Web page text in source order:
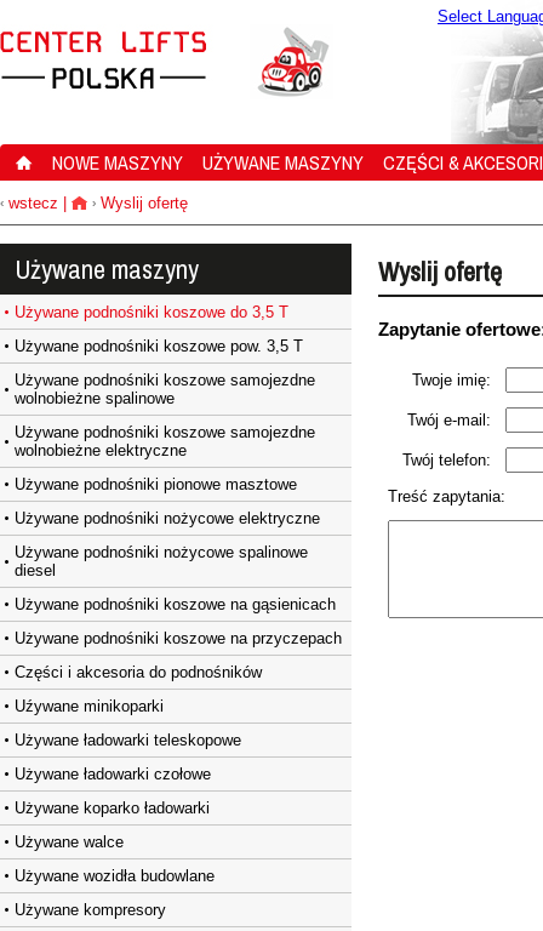
Select
NOWE MASZYNY UŻYWANE MASZYNY CZĘŚCI &
‹ wstecz › Wyslij ofertę
Używane maszyny
Używane podnośniki koszowe do 3,5 T
Używane podnośniki koszowe pow. 3,5 T
Używane podnośniki koszowe samojezdne
wolnobieżne spalinowe
Używane podnośniki koszowe samojezdne
wolnobieżne elektryczne
Używane podnośniki pionowe masztowe
Używane podnośniki nożycowe elektryczne
Używane podnośniki nożycowe spalinowe
diesel
Używane podnośniki koszowe na gąsienicach
Używane podnośniki koszowe na przyczepach
Części i akcesoria do podnośników
Uźywane minikoparki
Używane ładowarki teleskopowe
Używane ładowarki czołowe
Używane koparko ładowarki
Używane walce
Używane wozidła budowlane
Używane kompresory
Wyslij ofertę
Zapytanie
Twoje imię:
Twój e-mail:
Twój telefon:
Treść zapytania: